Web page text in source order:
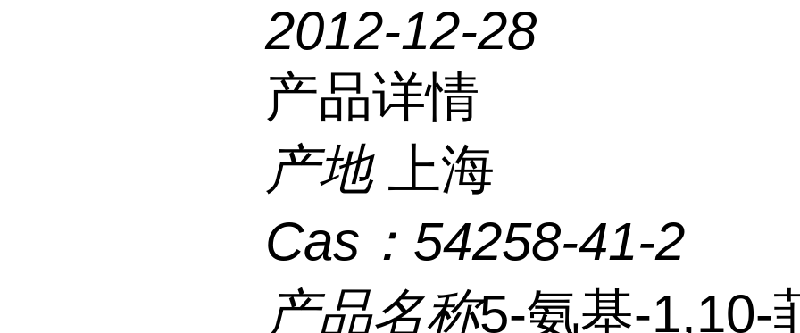
2012-12-28
产品详情
产地 上海
Cas： 54258-41-2
产品名称5-氨基-1,10-